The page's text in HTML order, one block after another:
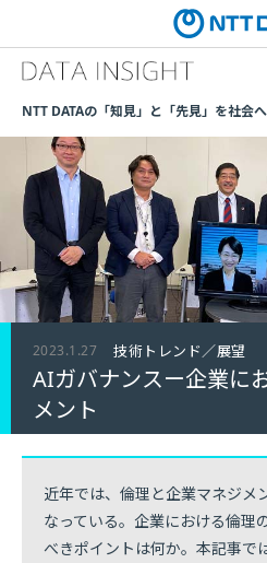
NTT DATAの「知見」と「先見」を社会
2023.1.27 技術トレンド／展望
AIガバナンスー企業に
メント
近年では、倫理と企業マネジメ
なっている。企業における倫理
べきポイントは何か。本記事